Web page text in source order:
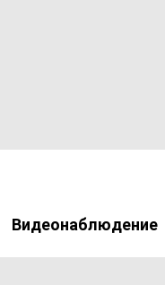
Видеонаблюдение